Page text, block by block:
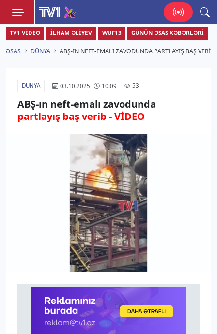
TV1
Zamanı bizimlə yaşa!
TV1 VIDEO İLHAM ƏLIYEV WUF13 GÜNÜN ƏSAS XƏBƏRLƏRI
ƏSAS DÜNYA ABŞ-IN NEFT-EMALI ZAVODUNDA PARTLAYIŞ BAŞ VERIB
DÜNYA 03.10.2025 10:09 53
ABŞ-ın neft-emalı zavodunda
partlayış baş verib - VİDEO